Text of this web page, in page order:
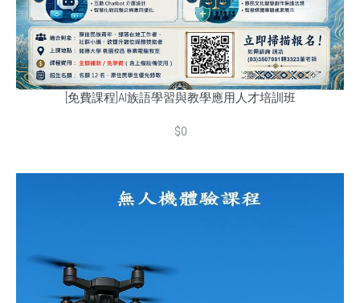
[免費課程]AI族語學習與教學應用人才培訓班
$0